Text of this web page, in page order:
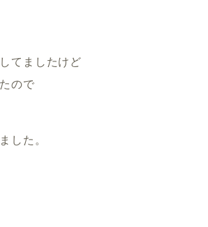
てましたけど
ので
した。